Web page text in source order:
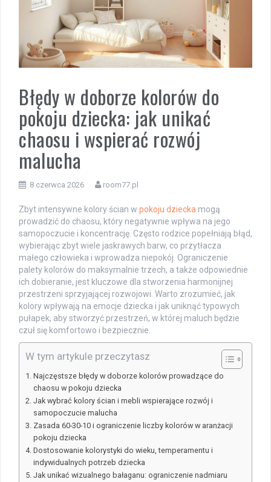
Błędy w doborze kolorów do
pokoju dziecka: jak unikać
chaosu i wspierać rozwój
malucha
8 czerwca 2026 room77.pl
Zbyt intensywne kolory ścian w pokoju dziecka mogą
prowadzić do chaosu, który negatywnie wpływa na jego
samopoczucie i koncentrację. Często rodzice popełniają błąd,
wybierając zbyt wiele jaskrawych barw, co przytłacza
małego człowieka i wprowadza niepokój. Ograniczenie
palety kolorów do maksymalnie trzech, a także odpowiednie
ich dobieranie, jest kluczowe dla stworzenia harmonijnej
przestrzeni sprzyjającej rozwojowi. Warto zrozumieć, jak
kolory wpływają na emocje dziecka i jak uniknąć typowych
pułapek, aby stworzyć przestrzeń, w której maluch będzie
czuł się komfortowo i bezpiecznie.
W tym artykule przeczytasz
Najczęstsze błędy w doborze kolorów prowadzące do
chaosu w pokoju dziecka
Jak wybrać kolory ścian i mebli wspierające rozwój i
samopoczucie malucha
Zasada 60-30-10 i ograniczenie liczby kolorów w aranżacji
pokoju dziecka
Dostosowanie kolorystyki do wieku, temperamentu i
indywidualnych potrzeb dziecka
Jak unikać wizualnego bałaganu: ograniczenie nadmiaru